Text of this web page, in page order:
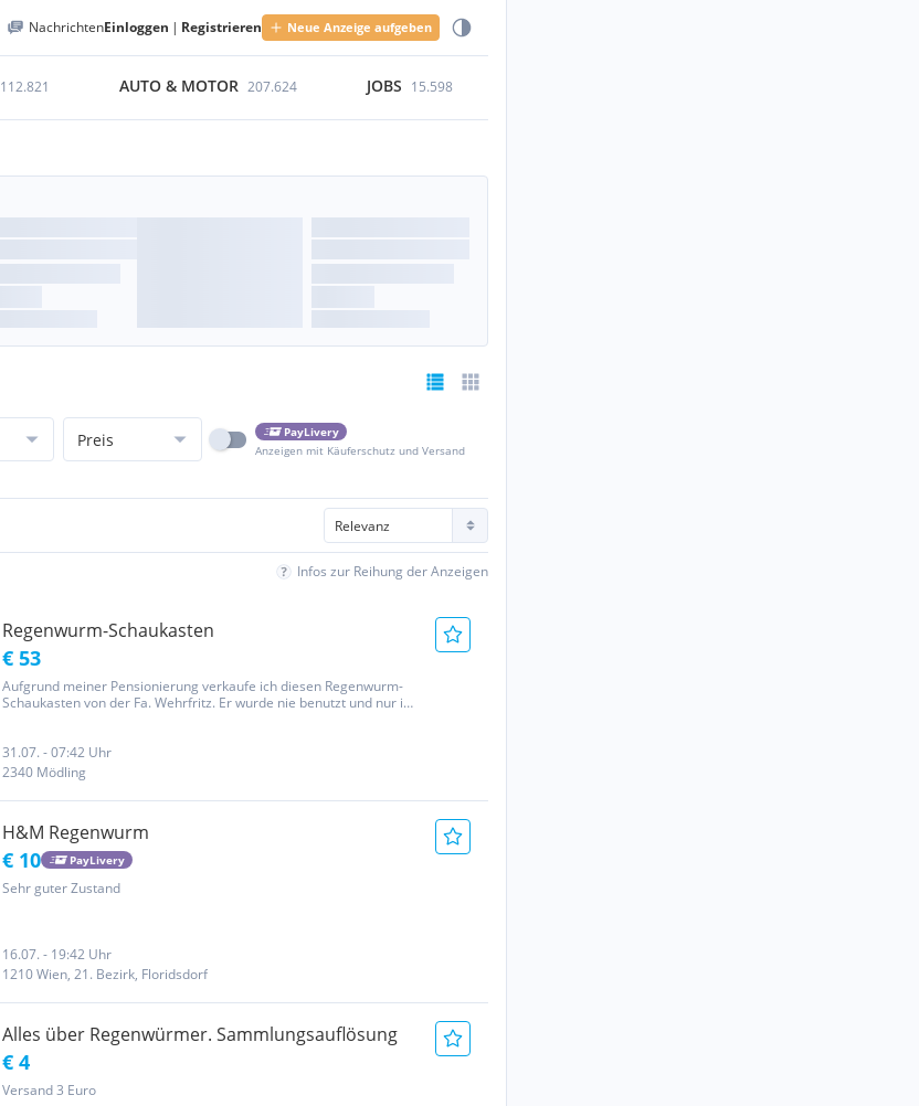
NachrichtenEinloggen | Registrieren Neue Anzeige aufgeben
112.821 AUTO & MOTOR 207.624 JOBS 15.598
Preis
PayLivery
Anzeigen mit Käuferschutz und Versand
Infos zur Reihung der Anzeigen
Regenwurm-Schaukasten
€ 53
Aufgrund meiner Pensionierung verkaufe ich diesen Regenwurm-
Schaukasten von der Fa. Wehrfritz. Er wurde nie benutzt und nur in
31.07. - 07:42 Uhr
2340 Mödling
H&M Regenwurm
€ 10 PayLivery
Sehr guter Zustand
16.07. - 19:42 Uhr
1210 Wien, 21. Bezirk, Floridsdorf
Alles über Regenwürmer. Sammlungsauflösung
€ 4
Versand 3 Euro